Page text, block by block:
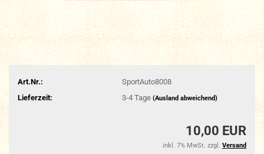
Art.Nr.:
SportAuto8008
Lieferzeit:
3-4 Tage (Ausland abweichend)
10,00 EUR
inkl. 7% MwSt. zzgl. Versand